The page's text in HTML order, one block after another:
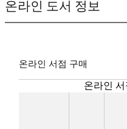
온라인 도서 정보
온라인 서점 구매
온라인